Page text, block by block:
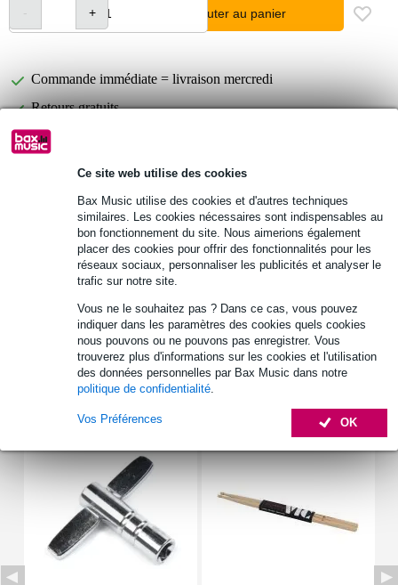
Ce site web utilise des cookies
Bax Music utilise des cookies et d'autres techniques
similaires. Les cookies nécessaires sont indispensables au
bon fonctionnement du site. Nous aimerions également
placer des cookies pour offrir des fonctionnalités pour les
réseaux sociaux, personnaliser les publicités et analyser le
trafic sur notre site.
Vous ne le souhaitez pas ? Dans ce cas, vous pouvez
indiquer dans les paramètres des cookies quels cookies
nous pouvons ou ne pouvons pas enregistrer. Vous
trouverez plus d'informations sur les cookies et l'utilisation
des données personnelles par Bax Music dans notre
politique de confidentialité
OK
Vos Préférences
Ajouter au panier
Commande immédiate = livraison mercredi
Retours gratuits
30 jours satisfait ou remboursé
à partir de 50,00 €
Informations
Fazley DMM-PRO1
conçu pour faciliter l'accroche de bandes scratch
Afficher toutes les caractéristiques du produit
Accessoires (7)